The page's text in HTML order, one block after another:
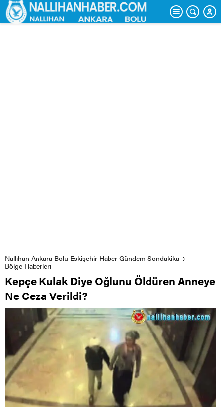
Nallıhan Ankara Bolu Eskişehir Haber Gündem Sondakika
Bölge Haberleri
Kepçe Kulak Diye Oğlunu Öldüren Anneye
Ne Ceza Verildi?
Taşıyor